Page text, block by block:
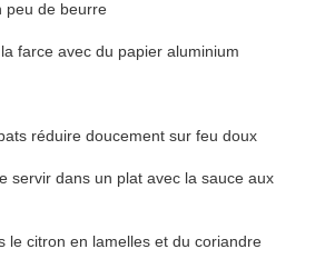
peu de beurre
farce avec du papier aluminium
réduire doucement sur feu doux
servir dans un plat avec la sauce aux
le citron en lamelles et du coriandre